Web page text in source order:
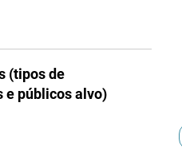
(tipos de
e públicos alvo)